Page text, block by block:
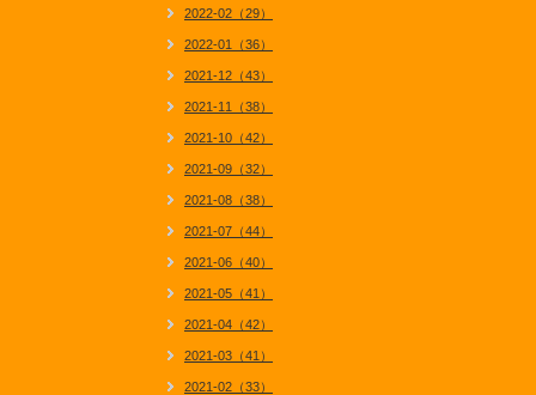
2022-02（29）
2022-01（36）
2021-12（43）
2021-11（38）
2021-10（42）
2021-09（32）
2021-08（38）
2021-07（44）
2021-06（40）
2021-05（41）
2021-04（42）
2021-03（41）
2021-02（33）